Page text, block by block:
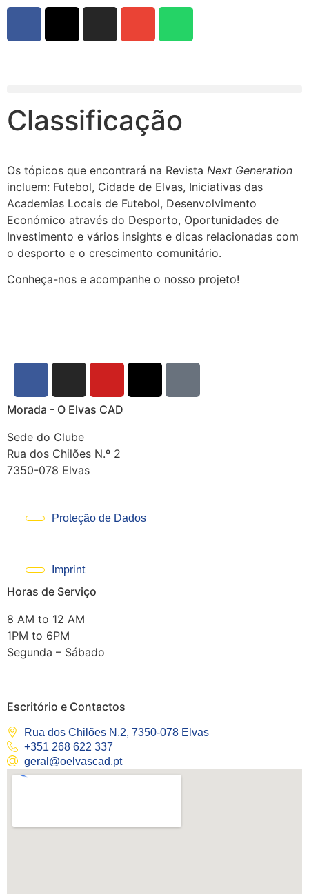
Classificação
Os tópicos que encontrará na Revista Next Generation
incluem: Futebol, Cidade de Elvas, Iniciativas das
Academias Locais de Futebol, Desenvolvimento
Económico através do Desporto, Oportunidades de
Investimento e vários insights e dicas relacionadas com
o desporto e o crescimento comunitário.
Conheça-nos e acompanhe o nosso projeto!
Morada - O Elvas CAD
Sede do Clube
Rua dos Chilões N.º 2
7350-078 Elvas
Proteção de Dados
Imprint
Horas de Serviço
8 AM to 12 AM
1PM to 6PM
Segunda – Sábado
Escritório e Contactos
Rua dos Chilões N.2, 7350-078 Elvas
+351 268 622 337
geral@oelvascad.pt